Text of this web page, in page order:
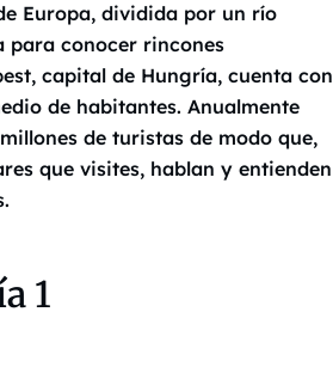
Europa, dividida por un río
para conocer rincones
capital de Hungría, cuenta con
de habitantes. Anualmente
de turistas de modo que,
que visites, hablan y entienden
1